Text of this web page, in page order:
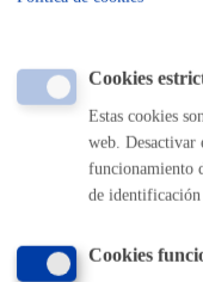
ambulante
Padrón -
Censo, datos
renovaciones,
Cookies
Estas cookies
web. Desactivar
funcionamiento
de identificación
Cookies